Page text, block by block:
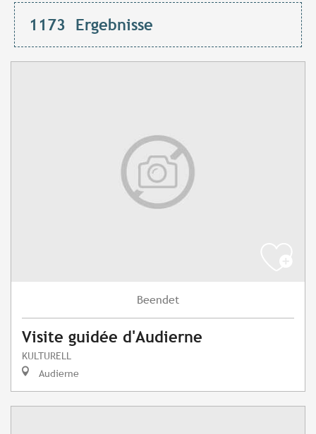
1173 Ergebnisse
Beendet
Visite guidée d'Audierne
KULTURELL
Audierne